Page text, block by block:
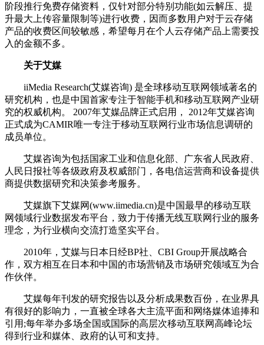
阶段推行免费存储资料，仅针对部分特别功能(如云解压、提
升最大上传容量限制等)进行收费，因而多数用户对于云存储
产品的收费区间较敏感，希望每月在个人云存储产品上需要投
入的金额不多。
关于艾媒
iiMedia Research(艾媒咨询) 是全球移动互联网领域著名的
研究机构，也是中国首家专注于智能手机和移动互联网产业研
究的权威机构。 2007年艾媒品牌正式启用， 2012年艾媒咨询
正式成为CAMIR唯一专注于移动互联网行业市场信息调研的
成员单位。
艾媒咨询为包括国家工业和信息化部、广东省人民政府、
人民日报社等各级政府及权威部门，各电信运营商和设备提供
商提供数据研究和决策参考服务。
艾媒旗下艾媒网(www.iimedia.cn)是中国最早的移动互联
网领域行业数据发布平台，致力于传播无线互联网行业的服务
理念，为行业横向交流打造坚实平台。
2010年，艾媒与日本日经BP社、CBI Group开展战略合
作，双方相互在日本和中国的市场营销及市场研究领域互为合
作伙伴。
艾媒每年刊发的研究报告以及分析成果数百份，在业界具
有很好的影响力，一直被全球各大主流平面和网络媒体追捧和
引用;每年举办多场全国或国际的高层次移动互联网高峰论坛
得到行业和媒体、政府的认可和支持。